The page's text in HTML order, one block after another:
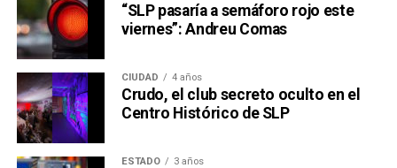
“SLP pasaría a semáforo rojo este
viernes”: Andreu Comas
CIUDAD 4 años
Crudo, el club secreto oculto en el
Centro Histórico de SLP
ESTADO 3 años